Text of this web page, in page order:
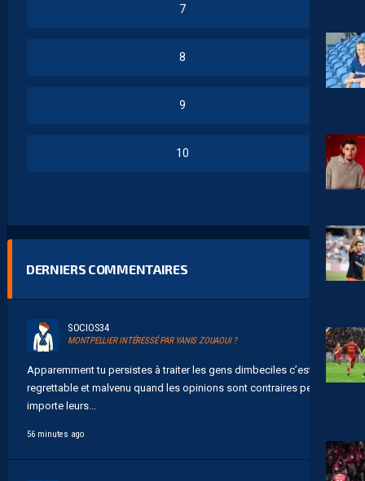
7
8
9
10
DERNIERS COMMENTAIRES
SOCIOS34
MONTPELLIER INTÉRESSÉ PAR YANIS ZOUAOUI ?
Apparemment tu persistes à traiter les gens dimbeciles c’est
regrettable et malvenu quand les opinions sont contraires peu
importe leurs...
56 minutes ago